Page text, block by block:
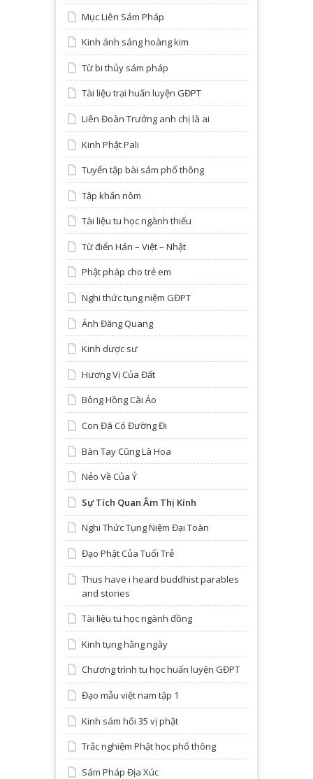
Mục Liên Sám Pháp
Kinh ánh sáng hoàng kim
Từ bi thủy sám pháp
Tài liệu trại huấn luyện GĐPT
Liên Đoàn Trưởng anh chị là ai
Kinh Phật Pali
Tuyển tập bài sám phổ thông
Tập khấn nôm
Tài liệu tu học ngành thiếu
Từ điển Hán – Việt – Nhật
Phật pháp cho trẻ em
Nghi thức tụng niệm GĐPT
Ánh Đăng Quang
Kinh dược sư
Hương Vị Của Đất
Bông Hồng Cài Áo
Con Đã Có Đường Đi
Bàn Tay Cũng Là Hoa
Nẻo Về Của Ý
Sự Tích Quan Âm Thị Kính
Nghi Thức Tụng Niệm Đại Toàn
Đạo Phật Của Tuổi Trẻ
Thus have i heard buddhist parables
and stories
Tài liệu tu học ngành đồng
Kinh tụng hằng ngày
Chương trình tu học huấn luyện GĐPT
Đạo mẫu việt nam tập 1
Kinh sám hối 35 vị phật
Trắc nghiệm Phật học phổ thông
Sám Pháp Địa Xúc